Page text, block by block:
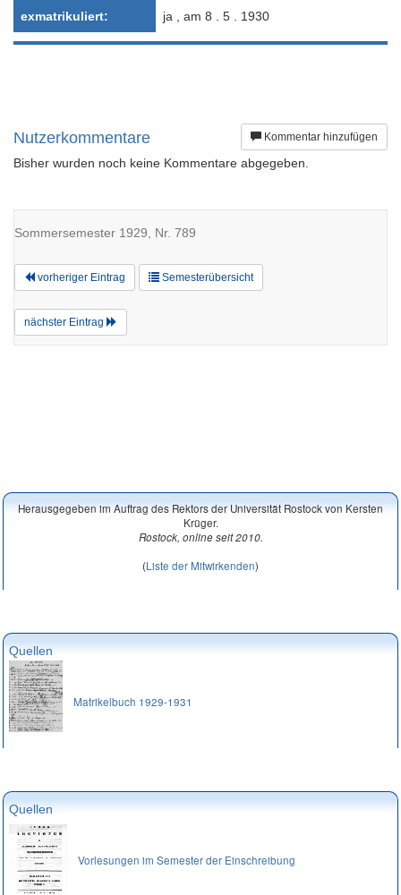
exmatrikuliert: ja , am 8 . 5 . 1930
Kommentar hinzufügen
Nutzerkommentare
Bisher wurden noch keine Kommentare abgegeben.
Sommersemester 1929, Nr. 789
vorheriger Eintrag Semesterübersicht
nächster Eintrag
Herausgegeben im Auftrag des Rektors der Universität Rostock von Kersten
Krüger.
Rostock, online seit 2010.
(Liste der Mitwirkenden)
Quellen
Matrikelbuch 1929-1931
Quellen
Vorlesungen im Semester der Einschreibung